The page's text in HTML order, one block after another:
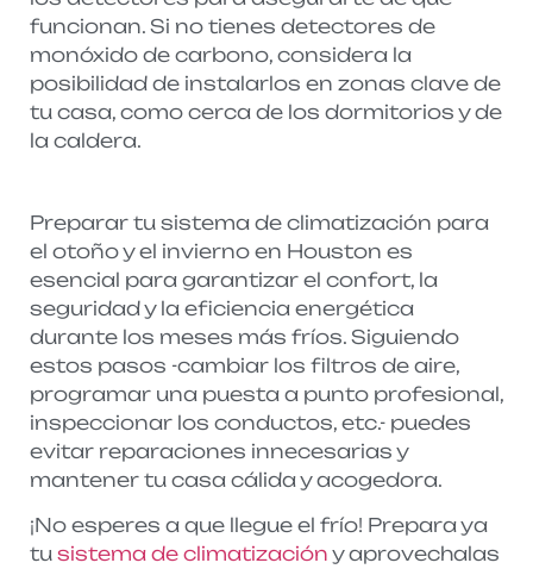
funcionan. Si no tienes detectores de
monóxido de carbono, considera la
posibilidad de instalarlos en zonas clave de
tu casa, como cerca de los dormitorios y de
la caldera.
Preparar tu sistema de climatización para
el otoño y el invierno en Houston es
esencial para garantizar el confort, la
seguridad y la eficiencia energética
durante los meses más fríos. Siguiendo
estos pasos -cambiar los filtros de aire,
programar una puesta a punto profesional,
inspeccionar los conductos, etc.- puedes
evitar reparaciones innecesarias y
mantener tu casa cálida y acogedora.
¡No esperes a que llegue el frío! Prepara ya
tu sistema de climatización y aprovechalas